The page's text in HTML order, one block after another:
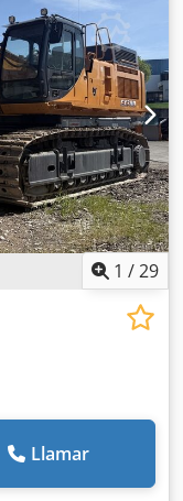
18.000 kg Aire
Engrase
1 /29
Llamar